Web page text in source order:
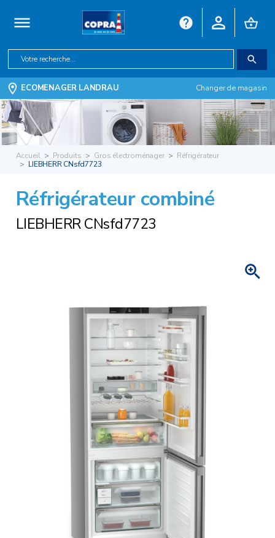
ECOMENAGER LANDRAU Changer de magasin
Accueil Produits Gros électroménager
Réfrigérateur
LIEBHERR CNsfd7723
Réfrigérateur combiné
LIEBHERR CNsfd7723